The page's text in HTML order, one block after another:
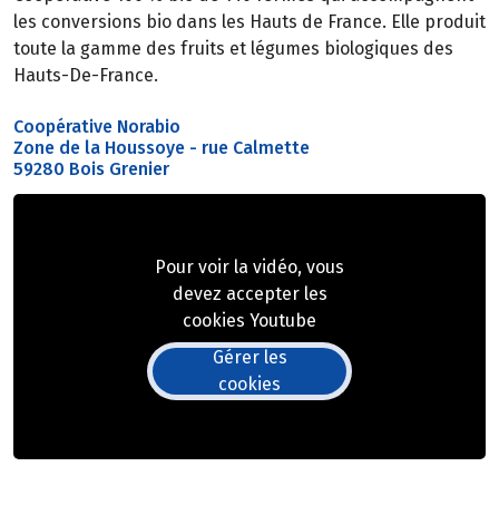
les conversions bio dans les Hauts de France. Elle produit
toute la gamme des fruits et légumes biologiques des
Hauts-De-France.
Coopérative Norabio
Zone de la Houssoye - rue Calmette
59280 Bois Grenier
Pour voir la vidéo, vous
devez accepter les
cookies Youtube
Gérer les
cookies